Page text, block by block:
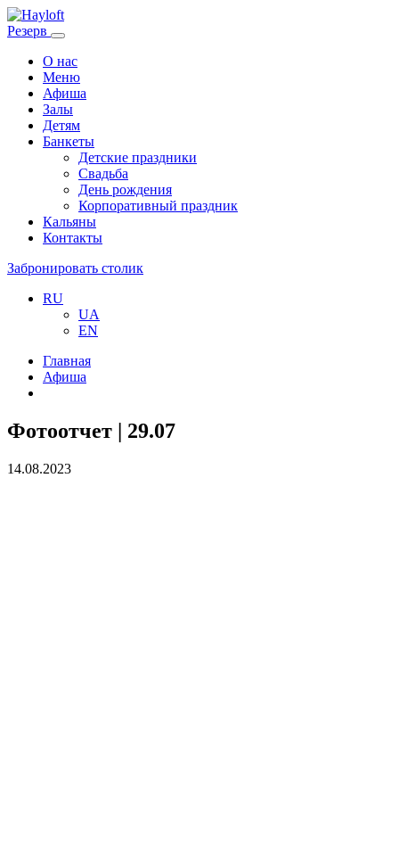
Резерв
О нас
Меню
Афиша
Залы
Детям
Банкеты
Детские праздники
Свадьба
День рождения
Корпоративный праздник
Кальяны
Контакты
Забронировать столик
RU
UA
EN
Главная
Афиша
Фотоотчет | 29.07
14.08.2023